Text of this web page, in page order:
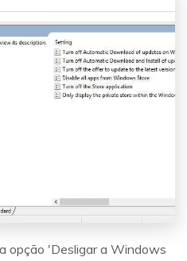
com IA
a qualidade e restaure
uma solução baseada em
opção 'Desligar a Windows